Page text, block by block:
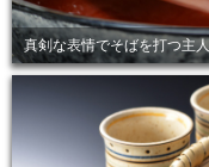
真剣な表情でそばを打つ主人